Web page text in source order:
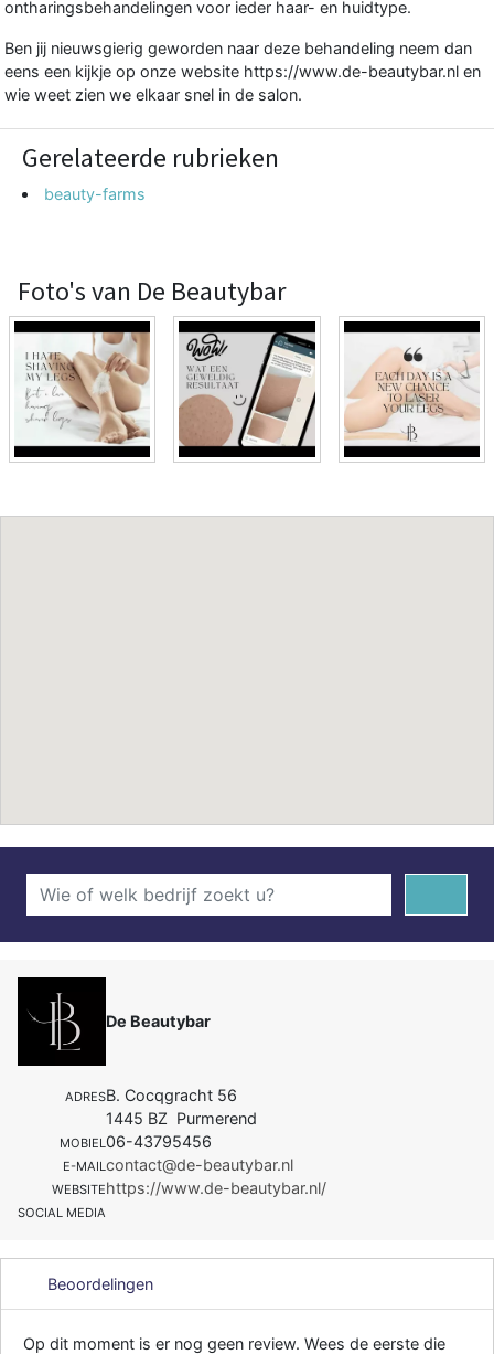
ontharingsbehandelingen voor ieder haar- en huidtype.
Ben jij nieuwsgierig geworden naar deze behandeling neem dan
eens een kijkje op onze website https://www.de-beautybar.nl en
wie weet zien we elkaar snel in de salon.
Gerelateerde rubrieken
beauty-farms
Foto's van De Beautybar
De Beautybar
ADRESB. Cocqgracht 56
1445 BZ Purmerend
MOBIEL06-43795456
E-MAILcontact@de-beautybar.nl
WEBSITEhttps://www.de-beautybar.nl/
SOCIAL MEDIA
Beoordelingen
Op dit moment is er nog geen review. Wees de eerste die